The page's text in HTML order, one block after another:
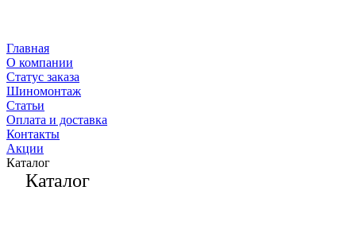
Главная
О компании
Статус заказа
Шиномонтаж
Статьи
Оплата и доставка
Контакты
Акции
Каталог
Каталог